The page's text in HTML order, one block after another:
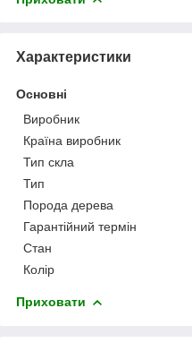
Характеристики
Основні
Виробник
Країна виробник
Тип скла
Тип
Порода дерева
Гарантійний термін
Стан
Колір
Приховати